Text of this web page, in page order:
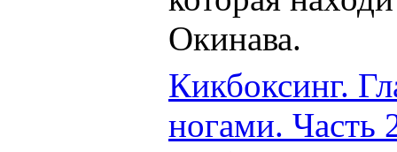
Окинава.
Кикбоксинг.
ногами. Часть